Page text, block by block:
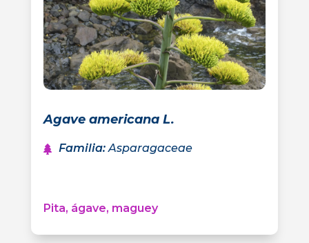
Agave americana L.
Familia:Asparagaceae
Pita, ágave, maguey